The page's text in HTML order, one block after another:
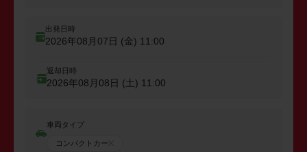
出発日時
2026年08月07日 (金) 11:00
返却日時
2026年08月08日 (土) 11:00
車両タイプ
コンパクトカー